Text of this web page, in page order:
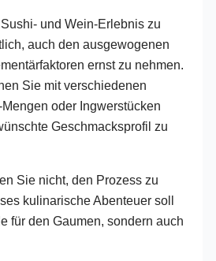
und Wein-Erlebnis zu
auch den ausgewogenen
ernst zu nehmen.
Sie mit verschiedenen
oder Ingwerstücken
Geschmacksprofil zu
Sie nicht, den Prozess zu
kulinarische Abenteuer soll
für den Gaumen, sondern auch